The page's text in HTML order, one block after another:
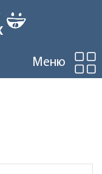
Меню